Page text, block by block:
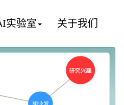
实验室 关于我们